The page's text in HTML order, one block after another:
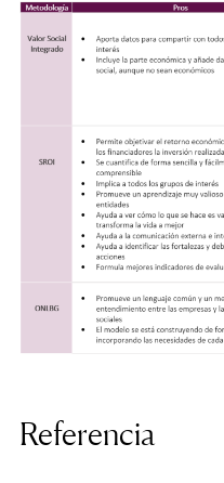
Referen­­cia